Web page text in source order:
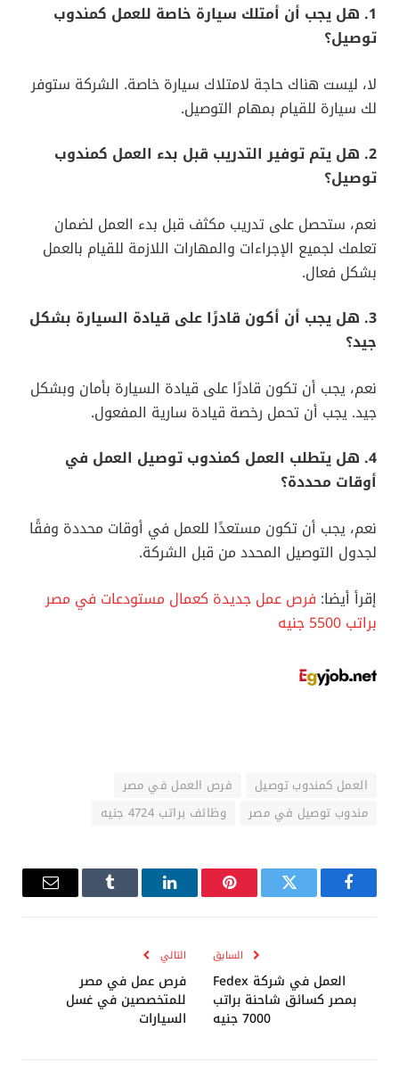
1. هل يجب أن أمتلك سيارة خاصة للعمل كمندوب
توصيل؟
لا، ليست هناك حاجة لامتلاك سيارة خاصة. الشركة ستوفر
لك سيارة للقيام بمهام التوصيل.
2. هل يتم توفير التدريب قبل بدء العمل كمندوب
توصيل؟
نعم، ستحصل على تدريب مكثف قبل بدء العمل لضمان
تعلمك لجميع الإجراءات والمهارات اللازمة للقيام بالعمل
بشكل فعال.
3. هل يجب أن أكون قادرًا على قيادة السيارة بشكل
جيد؟
نعم، يجب أن تكون قادرًا على قيادة السيارة بأمان وبشكل
جيد. يجب أن تحمل رخصة قيادة سارية المفعول.
4. هل يتطلب العمل كمندوب توصيل العمل في
أوقات محددة؟
نعم، يجب أن تكون مستعدًا للعمل في أوقات محددة وفقًا
لجدول التوصيل المحدد من قبل الشركة.
إقرأ أيضا: فرص عمل جديدة كعمال مستودعات في مصر
براتب 5500 جنيه
العمل كمندوب توصيل
فرص العمل في مصر
مندوب توصيل في مصر
وظائف براتب 4724 جنيه
فيسبوك تويتر بينتيريستلينكدإن Tumblr
البريد
السابق
العمل في شركة Fedex
بمصر كسائق شاحنة براتب
7000 جنيه
التالي
فرص عمل في مصر
للمتخصصين في غسل
السيارات